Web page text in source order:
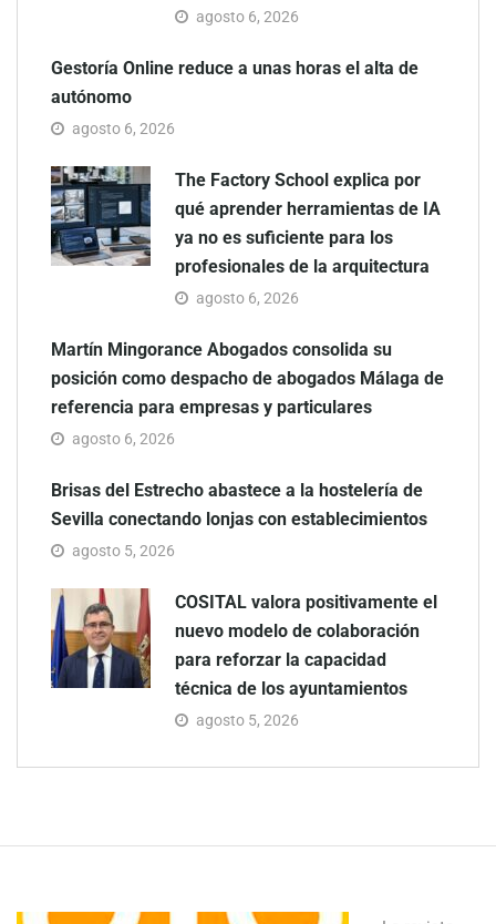
agosto 6, 2026
Gestoría Online reduce a unas horas el alta de
autónomo
agosto 6, 2026
The Factory School explica por
qué aprender herramientas de IA
ya no es suficiente para los
profesionales de la arquitectura
agosto 6, 2026
Martín Mingorance Abogados consolida su
posición como despacho de abogados Málaga de
referencia para empresas y particulares
agosto 6, 2026
Brisas del Estrecho abastece a la hostelería de
Sevilla conectando lonjas con establecimientos
agosto 5, 2026
COSITAL valora positivamente el
nuevo modelo de colaboración
para reforzar la capacidad
técnica de los ayuntamientos
agosto 5, 2026